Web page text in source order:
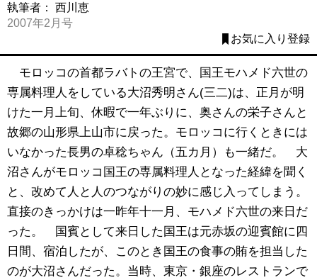
執筆者： 西川恵
2007年2月号
お気に入り登録
モロッコの首都ラバトの王宮で、国王モハメド六世の
専属料理人をしている大沼秀明さん(三二)は、正月が明
けた一月上旬、休暇で一年ぶりに、奥さんの栄子さんと
故郷の山形県上山市に戻った。モロッコに行くときには
いなかった長男の卓稔ちゃん（五カ月）も一緒だ。 大
沼さんがモロッコ国王の専属料理人となった経緯を聞く
と、改めて人と人のつながりの妙に感じ入ってしまう。
直接のきっかけは一昨年十一月、モハメド六世の来日だ
った。 国賓として来日した国王は元赤坂の迎賓館に四
日間、宿泊したが、このとき国王の食事の賄を担当した
のが大沼さんだった。当時、東京・銀座のレストランで